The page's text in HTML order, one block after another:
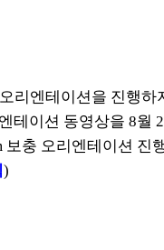
리엔테이션을 진행하
테이션 동영상을 8월
보충 오리엔테이션 진
)